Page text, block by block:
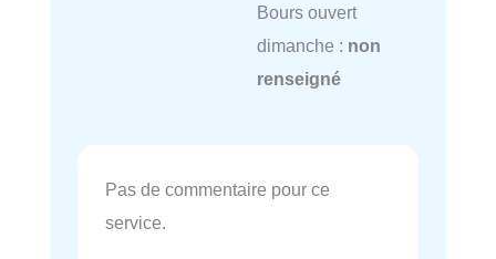
Bours ouvert
dimanche : non
renseigné
Pas de commentaire pour ce
service.